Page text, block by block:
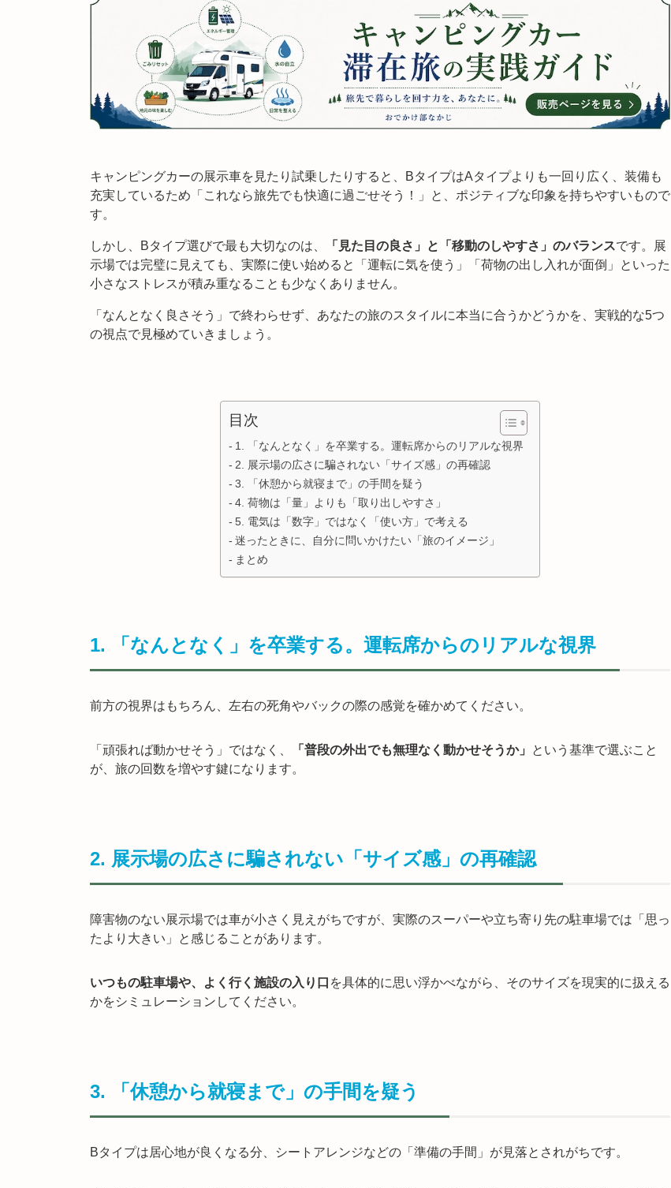
キャンピングカーの展示車を見たり試乗したりすると、BタイプはAタイプよりも一回り広く、装備も
充実しているため「これなら旅先でも快適に過ごせそう！」と、ポジティブな印象を持ちやすいもので
す。
しかし、Bタイプ選びで最も大切なのは、 「見た目の良さ」と「移動のしやすさ」のバランスです。展
示場では完璧に見えても、実際に使い始めると「運転に気を使う」「荷物の出し入れが面倒」といった
小さなストレスが積み重なることも少なくありません。
「なんとなく良さそう」で終わらせず、あなたの旅のスタイルに本当に合うかどうかを、実戦的な5つ
の視点で見極めていきましょう。
目次
1. 「なんとなく」を卒業する。運転席からのリアルな視界
2. 展示場の広さに騙されない「サイズ感」の再確認
3. 「休憩から就寝まで」の手間を疑う
4. 荷物は「量」よりも「取り出しやすさ」
5. 電気は「数字」ではなく「使い方」で考える
迷ったときに、自分に問いかけたい「旅のイメージ」
まとめ
1. 「なんとなく」を卒業する。運転席からのリアルな視界
前方の視界はもちろん、左右の死角やバックの際の感覚を確かめてください。
「頑張れば動かせそう」ではなく、 「普段の外出でも無理なく動かせそうか」
という基準で選ぶこと
が、旅の回数を増やす鍵になります。
2. 展示場の広さに騙されない「サイズ感」の再確認
障害物のない展示場では車が小さく見えがちですが、実際のスーパーや立ち寄り先の駐車場では「思っ
たより大きい」と感じることがあります。
いつもの駐車場や、よく行く施設の入り口 を具体的に思い浮かべながら、そのサイズを現実的に扱える
かをシミュレーションしてください。
3. 「休憩から就寝まで」の手間を疑う
Bタイプは居心地が良くなる分、シートアレンジなどの「準備の手間」が見落とされがちです。